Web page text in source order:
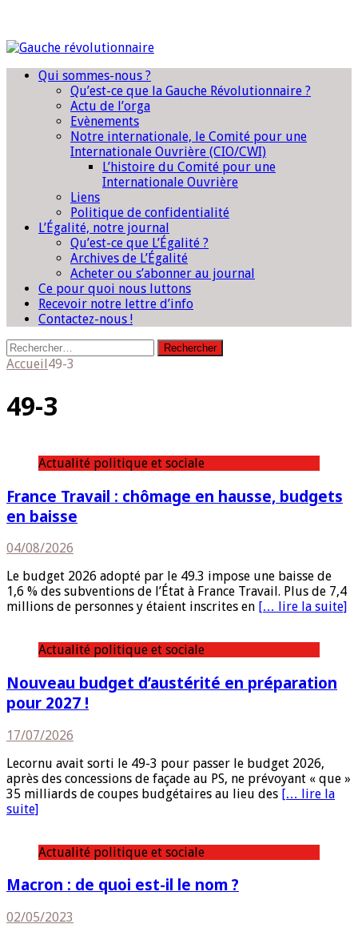
Qui sommes-nous ?
Qu’est-ce que la Gauche Révolutionnaire ?
Actu de l’orga
Evènements
Notre internationale, le Comité pour une
Internationale Ouvrière (CIO/CWI)
L’histoire du Comité pour une
Internationale Ouvrière
Liens
Politique de confidentialité
L’Égalité, notre journal
Qu’est-ce que L’Égalité ?
Archives de L’Égalité
Acheter ou s’abonner au journal
Ce pour quoi nous luttons
Recevoir notre lettre d’info
Contactez-nous !
Rechercher :
Accueil49-3
49-3
Actualité politique et sociale
France Travail : chômage en hausse, budgets
en baisse
04/08/2026
Le budget 2026 adopté par le 49.3 impose une baisse de
1,6 % des subventions de l’État à France Travail. Plus de 7,4
millions de personnes y étaient inscrites en [… lire la suite]
Actualité politique et sociale
Nouveau budget d’austérité en préparation
pour 2027 !
17/07/2026
Lecornu avait sorti le 49-3 pour passer le budget 2026,
après des concessions de façade au PS, ne prévoyant « que »
35 milliards de coupes budgétaires au lieu des [… lire la
suite]
Actualité politique et sociale
Macron : de quoi est-il le nom ?
02/05/2023